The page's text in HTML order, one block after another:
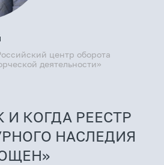
центр оборота
деятельности»
И КОГДА РЕЕСТР
НАСЛЕДИЯ